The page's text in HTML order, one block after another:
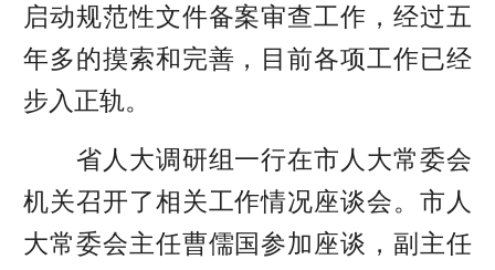
启动规范性文件备案审查工作，经过五
年多的摸索和完善，目前各项工作已经
步入正轨。
省人大调研组一行在市人大常委会
机关召开了相关工作情况座谈会。市人
大常委会主任曹儒国参加座谈，副主任